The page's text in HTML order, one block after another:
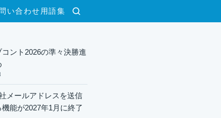
検索
い合わせ 用語集
ント2026の準々決勝進
メールアドレスを送信
能が2027年1月に終了